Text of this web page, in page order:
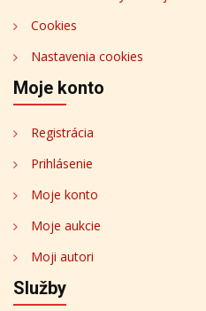
Cookies
Nastavenia cookies
Moje konto
Registrácia
Prihlásenie
Moje konto
Moje aukcie
Moji autori
Služby